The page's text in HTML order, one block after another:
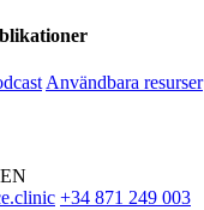
Användbara resurser
+34 871 249 003